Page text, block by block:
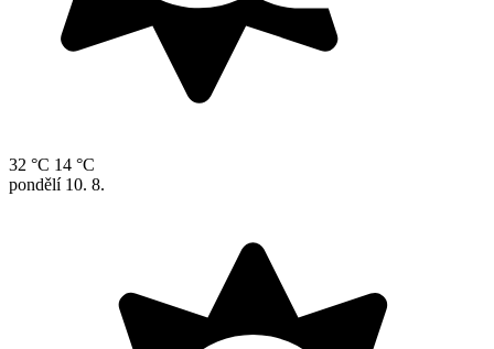
32 °C 14 °C
pondělí 10. 8.